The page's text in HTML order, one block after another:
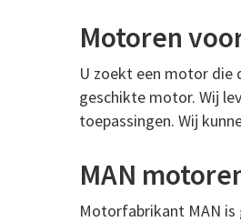
Motoren
U zoekt een motor die
geschikte motor. Wij
toepassingen. Wij
MAN
Motorfabrikant MAN is